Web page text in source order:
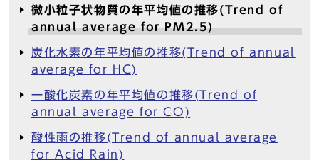
微小粒子状物質の年平均値の推移(Trend of
annual average for PM2.5)
炭化水素の年平均値の推移(Trend of annual
average for HC)
一酸化炭素の年平均値の推移(Trend of
annual average for CO)
酸性雨の推移(Trend of annual average
for Acid Rain)